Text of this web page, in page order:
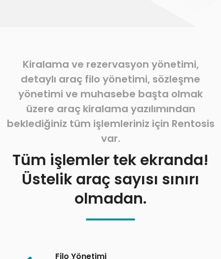
Kiralama ve rezervasyon yönetimi,
detaylı araç filo yönetimi, sözleşme
yönetimi ve muhasebe başta olmak
üzere araç kiralama yazılımından
beklediğiniz tüm işlemleriniz için Rentosis
var.
Tüm işlemler tek ekranda!
Üstelik araç sayısı sınırı
olmadan.
Filo Yönetimi